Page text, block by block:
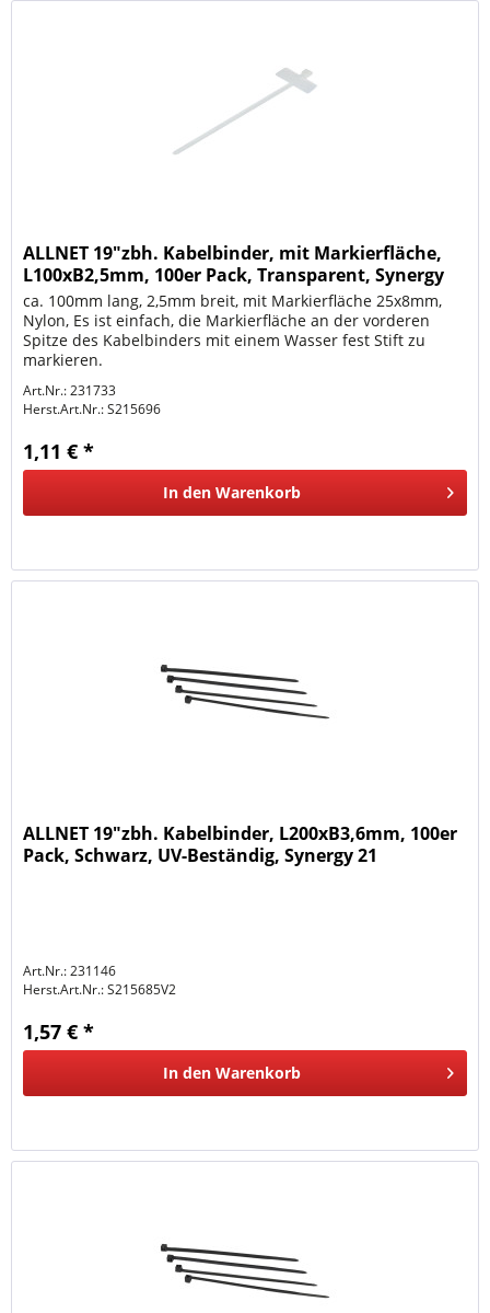
ALLNET 19"zbh. Kabelbinder, mit Markierfläche,
L100xB2,5mm, 100er Pack, Transparent, Synergy
21,
ca. 100mm lang, 2,5mm breit, mit Markierfläche 25x8mm,
Nylon, Es ist einfach, die Markierfläche an der vorderen
Spitze des Kabelbinders mit einem Wasser fest Stift zu
markieren.
Art.Nr.: 231733
Herst.Art.Nr.:S215696
1,11 € *
In den Warenkorb
ALLNET 19"zbh. Kabelbinder, L200xB3,6mm, 100er
Pack, Schwarz, UV-Beständig, Synergy 21
Art.Nr.: 231146
Herst.Art.Nr.:S215685V2
1,57 € *
In den Warenkorb